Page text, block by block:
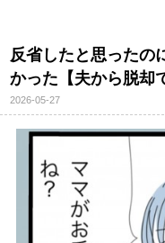
反省したと思ったの
かった【夫から脱却
2026-05-27